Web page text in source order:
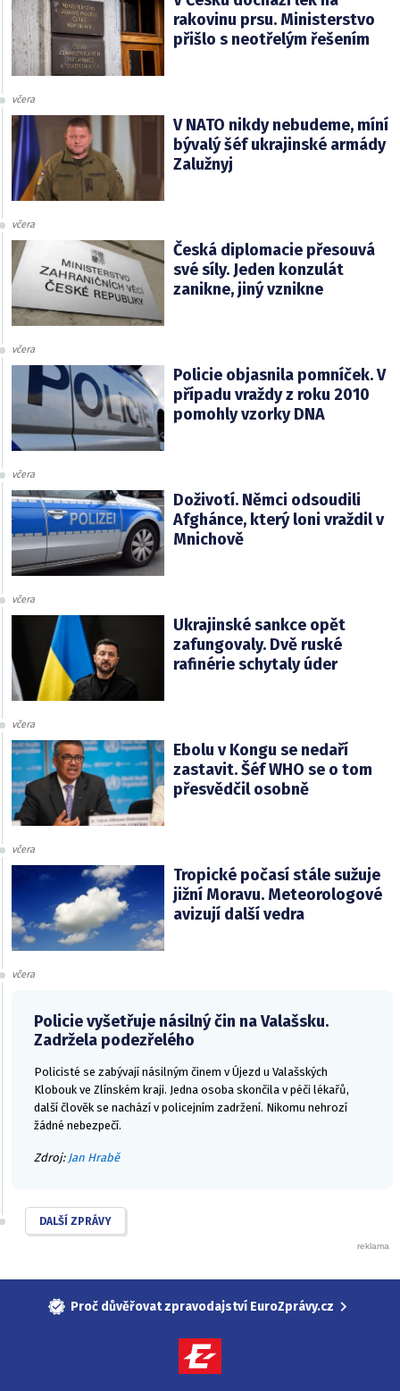
rakovinu prsu. Ministerstvo
přišlo s neotřelým řešením
včera
V NATO nikdy nebudeme, míní
bývalý šéf ukrajinské armády
Zalužnyj
včera
Česká diplomacie přesouvá
své síly. Jeden konzulát
zanikne, jiný vznikne
včera
Policie objasnila pomníček. V
případu vraždy z roku 2010
pomohly vzorky DNA
včera
Doživotí. Němci odsoudili
Afghánce, který loni vraždil v
Mnichově
včera
Ukrajinské sankce opět
zafungovaly. Dvě ruské
rafinérie schytaly úder
včera
Ebolu v Kongu se nedaří
zastavit. Šéf WHO se o tom
přesvědčil osobně
včera
Tropické počasí stále sužuje
jižní Moravu. Meteorologové
avizují další vedra
včera
Policie vyšetřuje násilný čin na Valašsku.
Zadržela podezřelého
Policisté se zabývají násilným činem v Újezd u Valašských
Klobouk ve Zlínském kraji. Jedna osoba skončila v péči lékařů,
další člověk se nachází v policejním zadržení. Nikomu nehrozí
žádné nebezpečí.
Zdroj: Jan Hrabě
DALŠÍ ZPRÁVY
Proč důvěřovat zpravodajství EuroZprávy.cz